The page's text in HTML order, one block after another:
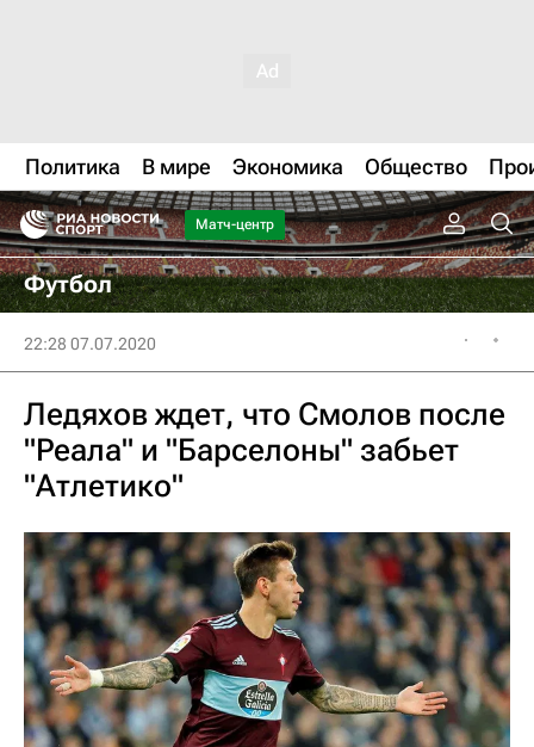
Политика В мире Экономика Общество
Матч-центр
Футбол
22:28 07.07.2020
Ледяхов ждет, что Смолов после
"Реала" и "Барселоны" забьет
"Атлетико"